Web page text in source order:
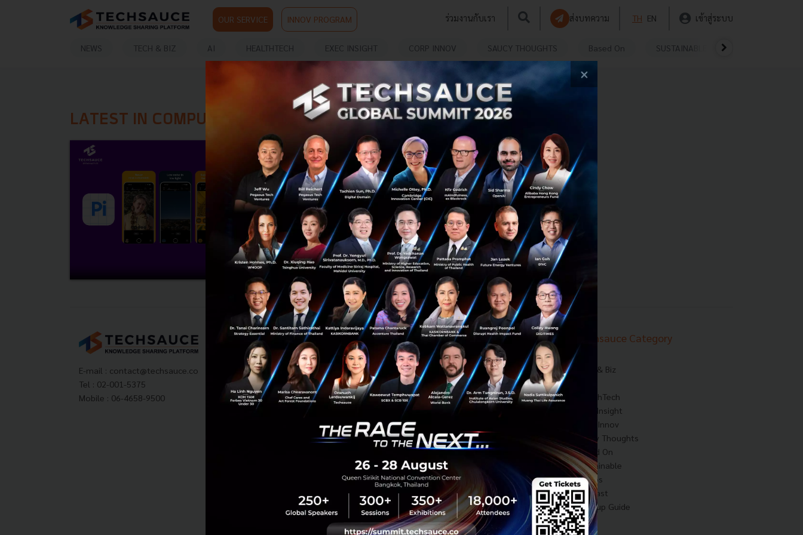
OUR SERVICE INNOV PROGRAM ร่วมงานกับเรา ส่งบทความ TH EN เข้าสู่ระบบ
NEWS TECH & BIZ AI HEALTHTECH EXEC INSIGHT CORP INNOV SAUCY THOUGHTS Based On SUSTAINABLE
LATEST IN COMPUTATIONAL PHOTOGRAPHY
Adobe ดึงตัวพ่อผู้สร้าง Computational
Camera เปิดตัว Project Indigo เขย่าสมรภูมิกล้อง
iPhone
Project Indigo แอปกล้องฟรีจาก Adobe ที่มี Marc Levoy
ตำนานกล้อง Pixel อยู่เบื้องหลัง นี่คือกลยุทธ์เขย่าตลาดกล้อง
iPhone และการสร้าง Ecosystem ครั้งสำคัญ...
มิถุนายน 20, 2025| ByTechsauce Team
38
News Adobe Camera iPhone Project Indigo
E-mail : contact@techsauce.co
Tel : 02-001-5375
Mobile : 06-4658-9500
Techsauce Media
About Techsauce
Techsauce Services
Privacy Policy
ส่งบทความ
Techsauce Global Summit
Trending Tags
Corporate Innovation
Digital Transformation
E-Commerce
Startup
Technology
Techsauce Category
News
Tech & Biz
HealthTech
Exec Insight
Corp Innov
Saucy Thoughts
Based On
Sustainable
Videos
Podcast
Startup Guide
×